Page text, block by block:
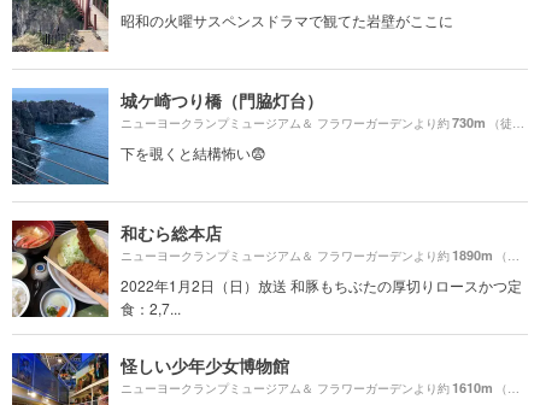
昭和の火曜サスペンスドラマで観てた岩壁がここに
城ケ崎つり橋（門脇灯台）
ニューヨークランプミュージアム＆ フラワーガーデンより約730m （徒歩13分）
下を覗くと結構怖い😨
和むら総本店
ニューヨークランプミュージアム＆ フラワーガーデンより約1890m （徒歩32分）
2022年1月2日（日）放送 和豚もちぶたの厚切りロースかつ定
食：2,7...
怪しい少年少女博物館
ニューヨークランプミュージアム＆ フラワーガーデンより約1610m （徒歩27分）